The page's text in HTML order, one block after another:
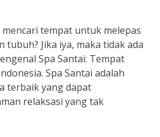
tempat untuk melepas
tubuh? Jika iya, maka tidak ada
Spa Santai: Tempat
Spa Santai adalah
terbaik yang dapat
relaksasi yang tak